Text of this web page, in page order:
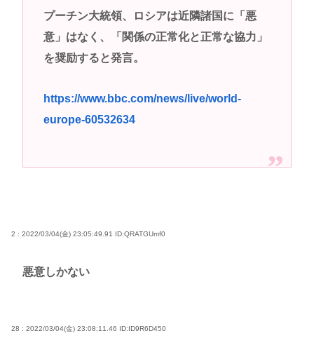
29歳バンドマン俺、もうどうやったらバズるのかわ
からん
はっきり言って高卒や中卒よりも、いい歳して独身
高市早苗さん、憧れのバンドを官邸に招き、自身の
サイン入りドラム・スティックをプレゼントw
かされる「女神の加護を受けしママのサーガ」3巻 今
中国のメスガキ、民度が終わりすぎてる
プーチン大統領、ロシアは近隣諸国に「悪
意」はなく、「関係の正常化と正常な協力」
を奨励すると発言。
https://www.bbc.com/news/live/world-
europe-60532634
2 : 2022/03/04(金) 23:05:49.91 ID:QRATGUmf0
悪意しかない
28 : 2022/03/04(金) 23:08:11.46 ID:ID9R6D450